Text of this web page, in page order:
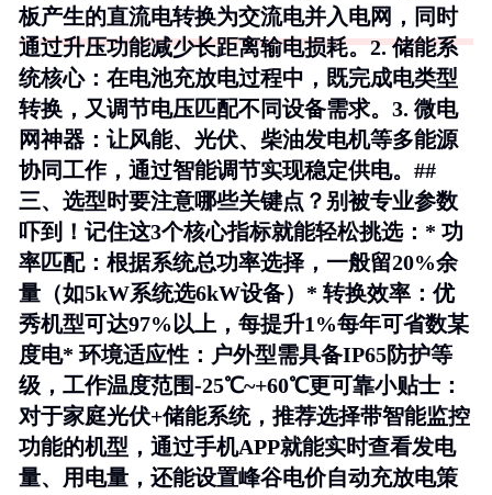
板产生的直流电转换为交流电并入电网，同时
通过升压功能减少长距离输电损耗。2.储能系
统核心：在电池充放电过程中，既完成电类型
转换，又调节电压匹配不同设备需求。3. 微电
网神器 ：让风能、光伏、柴油发电机等多能源
协同工作，通过智能调节实现稳定供电。##
三、选型时要注意哪些关键点？别被专业参数
吓到！记住这3个核心指标就能轻松挑选：* 功
率匹配：根据系统总功率选择，一般留20%余
量（如5kW系统选6kW设备）* 转换效率 ：优
秀机型可达97%以上，每提升1%每年可省数某
度电*环境适应性 ：户外型需具备IP65防护等
级，工作温度范围-25℃~+60℃更可靠小贴士 ：
对于家庭光伏+储能系统，推荐选择带智能监控
功能的机型，通过手机APP就能实时查看发电
量、用电量，还能设置峰谷电价自动充放电策